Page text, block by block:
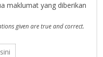
maklumat yang diberikan
given are true and correct.